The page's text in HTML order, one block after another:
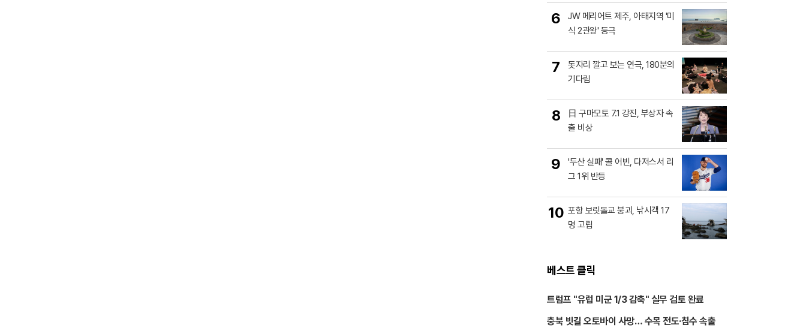
6
JW 메리어트 제주, 아태지역 '미
식 2관왕' 등극
7
돗자리 깔고 보는 연극, 180분의
기다림
8
日 구마모토 7.1 강진, 부상자 속
출 비상
9
'두산 실패' 콜 어빈, 다저스서 리
그 1위 반등
10 포항 보릿돌교 붕괴, 낚시객 17
명 고립
베스트 클릭
트럼프 "유럽 미군 1/3 감축" 실무 검토 완료
충북 빗길 오토바이 사망… 수목 전도·침수 속출